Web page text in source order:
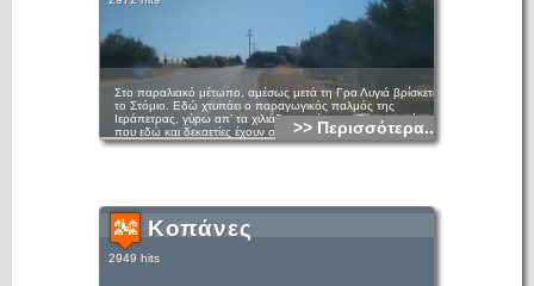
Στο παραλιακό μέτωπο, αμέσως μετά τη Γρα Λυγιά βρίσκεται
το Στόμιο. Εδώ χτυπάει ο παραγωγικός παλμός της
Ιεράπετρας, γύρω απ’ τα χιλιάδες στρέμματα θερμοκηπίων
που εδώ και δεκαετίες έχουν συμβάλλει στον μέγιστο βαθμό
στην ανάπτυξη της Ιεράπετρας.
>> Περισσότερα...
Κοπάνες
2949 hits